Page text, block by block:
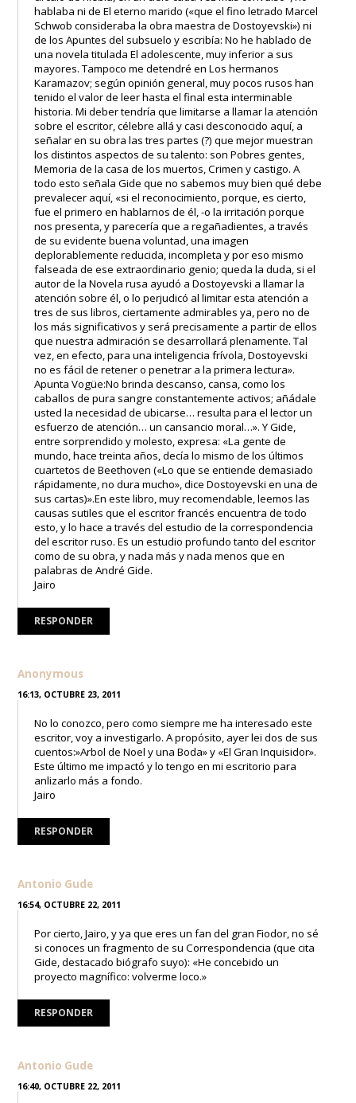
hablaba ni de El eterno marido («que el fino letrado Marcel
Schwob consideraba la obra maestra de Dostoyevski») ni
de los Apuntes del subsuelo y escribía: No he hablado de
una novela titulada El adolescente, muy inferior a sus
mayores. Tampoco me detendré en Los hermanos
Karamazov; según opinión general, muy pocos rusos han
tenido el valor de leer hasta el final esta interminable
historia. Mi deber tendría que limitarse a llamar la atención
sobre el escritor, célebre allá y casi desconocido aquí, a
señalar en su obra las tres partes (?) que mejor muestran
los distintos aspectos de su talento: son Pobres gentes,
Memoria de la casa de los muertos, Crimen y castigo. A
todo esto señala Gide que no sabemos muy bien qué debe
prevalecer aquí, «si el reconocimiento, porque, es cierto,
fue el primero en hablarnos de él, -o la irritación porque
nos presenta, y parecería que a regañadientes, a través
de su evidente buena voluntad, una imagen
deplorablemente reducida, incompleta y por eso mismo
falseada de ese extraordinario genio; queda la duda, si el
autor de la Novela rusa ayudó a Dostoyevski a llamar la
atención sobre él, o lo perjudicó al limitar esta atención a
tres de sus libros, ciertamente admirables ya, pero no de
los más significativos y será precisamente a partir de ellos
que nuestra admiración se desarrollará plenamente. Tal
vez, en efecto, para una inteligencia frívola, Dostoyevski
no es fácil de retener o penetrar a la primera lectura».
Apunta Vogüe:No brinda descanso, cansa, como los
caballos de pura sangre constantemente activos; añádale
usted la necesidad de ubicarse… resulta para el lector un
esfuerzo de atención… un cansancio moral…». Y Gide,
entre sorprendido y molesto, expresa: «La gente de
mundo, hace treinta años, decía lo mismo de los últimos
cuartetos de Beethoven («Lo que se entiende demasiado
rápidamente, no dura mucho», dice Dostoyevski en una de
sus cartas)».En este libro, muy recomendable, leemos las
causas sutiles que el escritor francés encuentra de todo
esto, y lo hace a través del estudio de la correspondencia
del escritor ruso. Es un estudio profundo tanto del escritor
como de su obra, y nada más y nada menos que en
palabras de André Gide.
Jairo
RESPONDER
Anonymous
16:13, OCTUBRE 23, 2011
No lo conozco, pero como siempre me ha interesado este
escritor, voy a investigarlo. A propósito, ayer lei dos de sus
cuentos:»Arbol de Noel y una Boda» y «El Gran Inquisidor».
Este último me impactó y lo tengo en mi escritorio para
anlizarlo más a fondo.
Jairo
RESPONDER
Antonio Gude
16:54, OCTUBRE 22, 2011
Por cierto, Jairo, y ya que eres un fan del gran Fiodor, no sé
si conoces un fragmento de su Correspondencia (que cita
Gide, destacado biógrafo suyo): «He concebido un
proyecto magnífico: volverme loco.»
RESPONDER
Antonio Gude
16:40, OCTUBRE 22, 2011